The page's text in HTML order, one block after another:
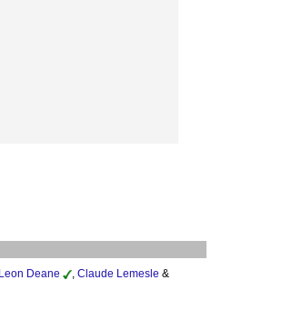
Leon Deane , Claude Lemesle &